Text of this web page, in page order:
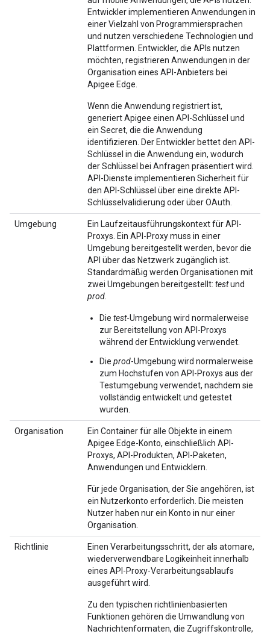
Entwickler implementieren Anwendungen in
einer Vielzahl von Programmiersprachen
und nutzen verschiedene Technologien und
Plattformen. Entwickler, die APIs nutzen
möchten, registrieren Anwendungen in der
Organisation eines API-Anbieters bei
Apigee Edge.
Wenn die Anwendung registriert ist,
generiert Apigee einen API-Schlüssel und
ein Secret, die die Anwendung
identifizieren. Der Entwickler bettet den API-
Schlüssel in die Anwendung ein, wodurch
der Schlüssel bei Anfragen präsentiert wird.
API-Dienste implementieren Sicherheit für
den API-Schlüssel über eine direkte API-
Schlüsselvalidierung oder über OAuth.
Umgebung
Ein Laufzeitausführungskontext für API-
Proxys. Ein API-Proxy muss in einer
Umgebung bereitgestellt werden, bevor die
API über das Netzwerk zugänglich ist.
Standardmäßig werden Organisationen mit
zwei Umgebungen bereitgestellt: testund
prod
Die test-Umgebung wird normalerweise
zur Bereitstellung von API-Proxys
während der Entwicklung verwendet.
Die prod-Umgebung wird normalerweise
zum Hochstufen von API-Proxys aus der
Testumgebung verwendet, nachdem sie
vollständig entwickelt und getestet
wurden.
Organisation
Ein Container für alle Objekte in einem
Apigee Edge-Konto, einschließlich API-
Proxys, API-Produkten, API-Paketen,
Anwendungen und Entwicklern.
Für jede Organisation, der Sie angehören, ist
ein Nutzerkonto erforderlich. Die meisten
Nutzer haben nur ein Konto in nur einer
Organisation.
Richtlinie
Einen Verarbeitungsschritt, der als atomare,
wiederverwendbare Logikeinheit innerhalb
eines API-Proxy-Verarbeitungsablaufs
ausgeführt wird.
Zu den typischen richtlinienbasierten
Funktionen gehören die Umwandlung von
Nachrichtenformaten, die Zugriffskontrolle,